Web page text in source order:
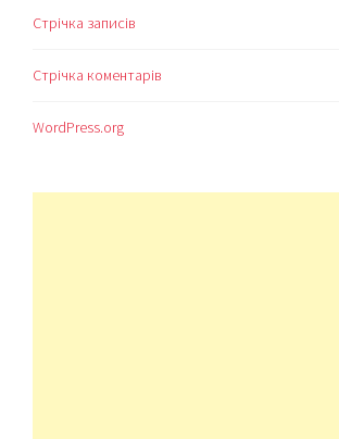
Стрічка записів
Стрічка коментарів
WordPress.org